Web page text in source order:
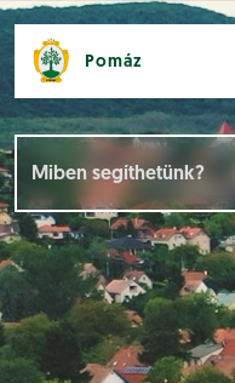
Pomáz
Események []
Dokumentumok [ ]